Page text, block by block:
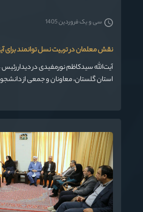
نقش معلمان در تربیت نسل توانمند برای
آیت‌الله سیدکاظم نورمفیدی در دیدار
استان گلستان، معاونان و جمعی از
ایشان ضمن اشاره به شرایط دشوار و
سال‌های گذشته با آن مواجه بوده است،
توانمندی و رشد دست می‌یابند.
سی و یک فروردین 1405